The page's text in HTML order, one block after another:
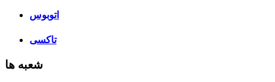
اتوبوس
تاکسی
شعبه ها